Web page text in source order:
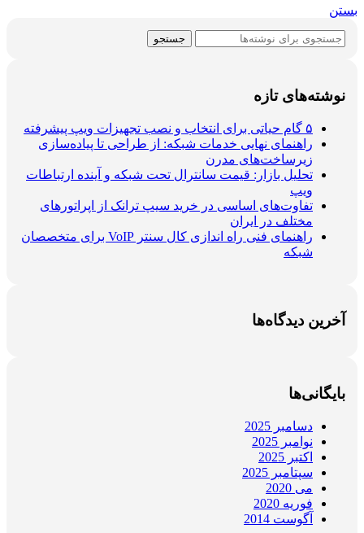
بستن
جستجو
نوشته‌های تازه
۵ گام حیاتی برای انتخاب و نصب تجهیزات ویپ پیشرفته
راهنمای نهایی خدمات شبکه: از طراحی تا پیاده‌سازی
زیرساخت‌های مدرن
تحلیل بازار: قیمت سانترال تحت شبکه و آینده ارتباطات
ویپ
تفاوت‌های اساسی در خرید سیپ ترانک از اپراتورهای
مختلف در ایران
راهنمای فنی راه اندازی کال سنتر VoIP برای متخصصان
شبکه
آخرین دیدگاه‌ها
بایگانی‌ها
دسامبر 2025
نوامبر 2025
اکتبر 2025
سپتامبر 2025
می 2020
فوریه 2020
آگوست 2014